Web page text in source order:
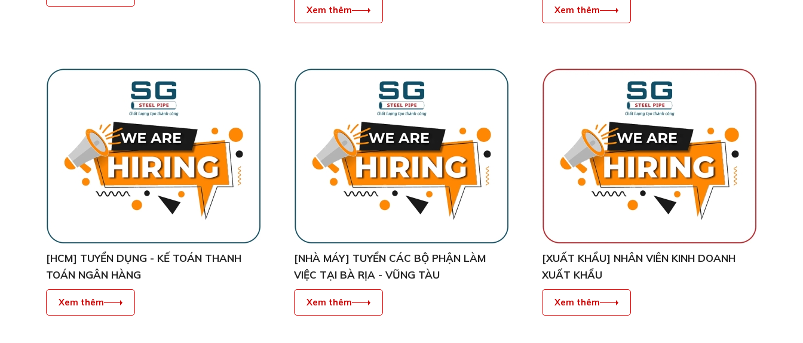
Xem thêm Xem thêm
[HCM] TUYỂN DỤNG - KẾ TOÁN THANH
TOÁN NGÂN HÀNG
Xem thêm
[NHÀ MÁY] TUYỂN CÁC BỘ PHẬN LÀM
VIỆC TẠI BÀ RỊA - VŨNG TÀU
Xem thêm
[XUẤT KHẨU] NHÂN VIÊN KINH DOANH
XUẤT KHẨU
Xem thêm